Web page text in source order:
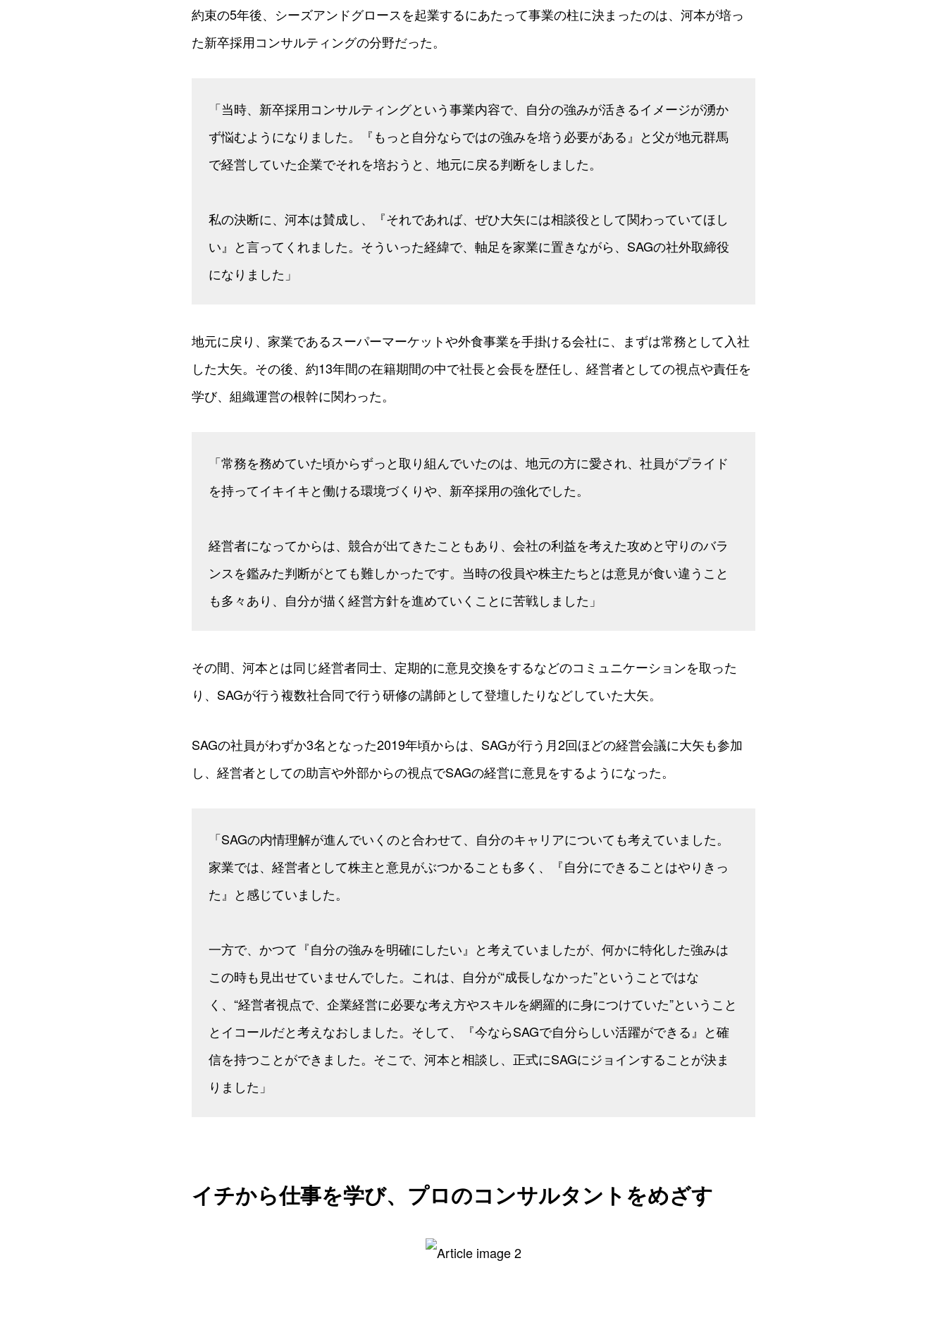
約束の5年後、シーズアンドグロースを起業するにあたって事業の柱に決まったのは、河本が培っ
た新卒採用コンサルティングの分野だった。
「当時、新卒採用コンサルティングという事業内容で、自分の強みが活きるイメージが湧か
ず悩むようになりました。『もっと自分ならではの強みを培う必要がある』と父が地元群馬
で経営していた企業でそれを培おうと、地元に戻る判断をしました。
私の決断に、河本は賛成し、『それであれば、ぜひ大矢には相談役として関わっていてほし
い』と言ってくれました。そういった経緯で、軸足を家業に置きながら、SAGの社外取締役
になりました」
地元に戻り、家業であるスーパーマーケットや外食事業を手掛ける会社に、まずは常務として入社
した大矢。その後、約13年間の在籍期間の中で社長と会長を歴任し、経営者としての視点や責任を
学び、組織運営の根幹に関わった。
「常務を務めていた頃からずっと取り組んでいたのは、地元の方に愛され、社員がプライド
を持ってイキイキと働ける環境づくりや、新卒採用の強化でした。
経営者になってからは、競合が出てきたこともあり、会社の利益を考えた攻めと守りのバラ
ンスを鑑みた判断がとても難しかったです。当時の役員や株主たちとは意見が食い違うこと
も多々あり、自分が描く経営方針を進めていくことに苦戦しました」
その間、河本とは同じ経営者同士、定期的に意見交換をするなどのコミュニケーションを取った
り、SAGが行う複数社合同で行う研修の講師として登壇したりなどしていた大矢。
SAGの社員がわずか3名となった2019年頃からは、SAGが行う月2回ほどの経営会議に大矢も参加
し、経営者としての助言や外部からの視点でSAGの経営に意見をするようになった。
「SAGの内情理解が進んでいくのと合わせて、自分のキャリアについても考えていました。
家業では、経営者として株主と意見がぶつかることも多く、『自分にできることはやりきっ
た』と感じていました。
一方で、かつて『自分の強みを明確にしたい』と考えていましたが、何かに特化した強みは
この時も見出せていませんでした。これは、自分が“成長しなかった”ということではな
く、“経営者視点で、企業経営に必要な考え方やスキルを網羅的に身につけていた”ということ
とイコールだと考えなおしました。そして、『今ならSAGで自分らしい活躍ができる』と確
信を持つことができました。そこで、河本と相談し、正式にSAGにジョインすることが決ま
りました」
イチから仕事を学び、プロのコンサルタントをめざす